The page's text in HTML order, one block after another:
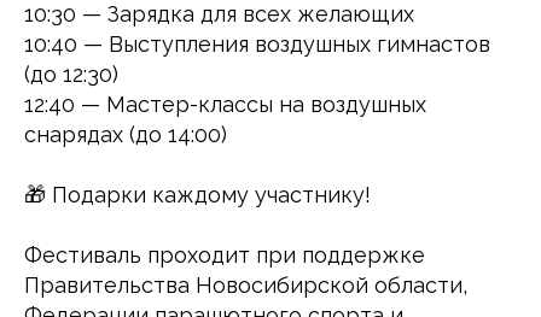
10:30 — Зарядка для всех желающих
10:40 — Выступления воздушных гимнастов
(до 12:30)
12:40 — Мастер-классы на воздушных
снарядах (до 14:00)
🎁 Подарки каждому участнику!
Фестиваль проходит при поддержке
Правительства Новосибирской области,